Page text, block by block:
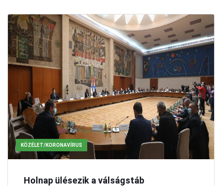
KÖZÉLET/KORONAVÍRUS
Holnap ülésezik a válságstáb